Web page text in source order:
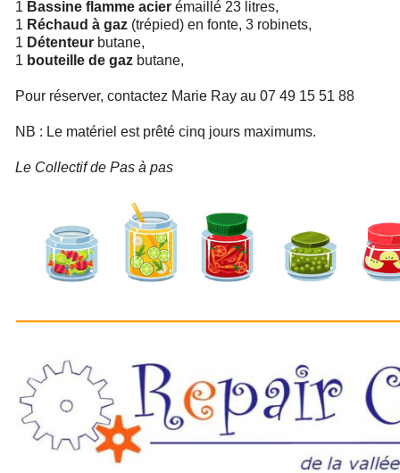
1 Bassine flamme acier émaillé 23 litres,
1 Réchaud à gaz (trépied) en fonte, 3 robinets,
1 Détenteur butane,
1 bouteille de gaz butane,
Pour réserver, contactez Marie Ray au 07 49 15 51 88
NB : Le matériel est prêté cinq jours maximums.
Le Collectif de Pas à pas